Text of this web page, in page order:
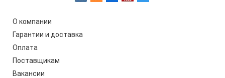
О компании
Гарантии и доставка
Оплата
Поставщикам
Вакансии